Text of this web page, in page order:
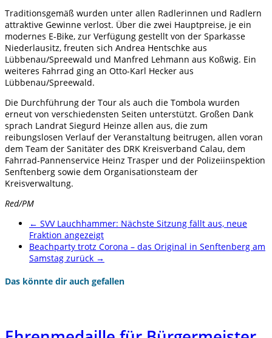
Traditionsgemäß wurden unter allen Radlerinnen und Radlern
attraktive Gewinne verlost. Über die zwei Hauptpreise, je ein
modernes E-Bike, zur Verfügung gestellt von der Sparkasse
Niederlausitz, freuten sich Andrea Hentschke aus
Lübbenau/Spreewald und Manfred Lehmann aus Koßwig. Ein
weiteres Fahrrad ging an Otto-Karl Hecker aus
Lübbenau/Spreewald.
Die Durchführung der Tour als auch die Tombola wurden
erneut von verschiedensten Seiten unterstützt. Großen Dank
sprach Landrat Siegurd Heinze allen aus, die zum
reibungslosen Verlauf der Veranstaltung beitrugen, allen voran
dem Team der Sanitäter des DRK Kreisverband Calau, dem
Fahrrad-Pannenservice Heinz Trasper und der Polizeiinspektion
Senftenberg sowie dem Organisationsteam der
Kreisverwaltung.
Red/PM
← SVV Lauchhammer: Nächste Sitzung fällt aus, neue
Fraktion angezeigt
Beachparty trotz Corona – das Original in Senftenberg am
Samstag zurück →
Das könnte dir auch gefallen